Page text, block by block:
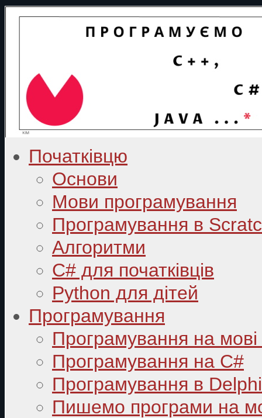
Початківцю
Основи
Мови програмування
Програмування в
Алгоритми
C# для початківців
Python для дітей
Програмування
Програмування на
Програмування на C#
Програмування в Delphi
Пишемо програми на